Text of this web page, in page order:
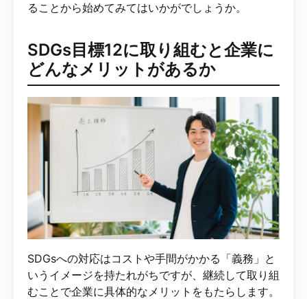
ることから始めてみてはいかがでしょうか。
SDGs目標12に取り組むと企業に
どんなメリットがあるか
SDGsへの対応はコストや手間がかかる「義務」と
いうイメージを持たれがちですが、継続して取り組
むことで企業に具体的なメリットをもたらします。